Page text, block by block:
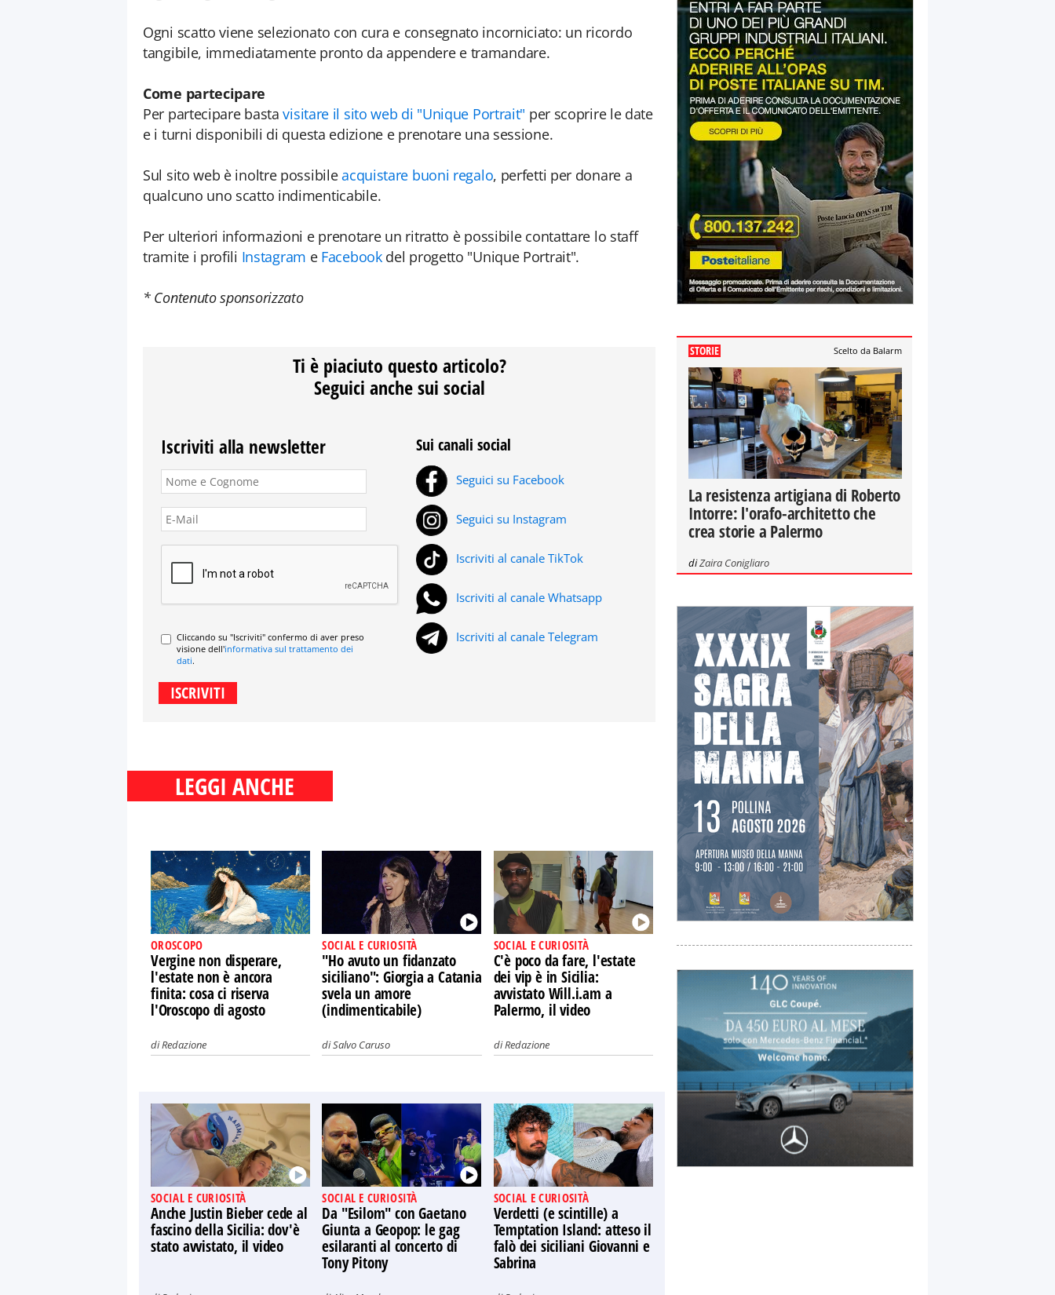
Ogni scatto viene selezionato con cura e consegnato incorniciato: un ricordo
tangibile, immediatamente pronto da appendere e tramandare.
Come partecipare
Per partecipare bastavisitare il sito web di "Unique Portrait" per scoprire le date
e i turni disponibili di questa edizione e prenotare una sessione.
Sul sito web è inoltre possibileacquistare buoni regalo, perfetti per donare a
qualcuno uno scatto indimenticabile.
Per ulteriori informazioni e prenotare un ritratto è possibile contattare lo staff
tramite i profili Instagram e Facebookdel progetto "Unique Portrait".
* Contenuto sponsorizzato
Ti è piaciuto questo articolo?
Seguici anche sui social
Iscriviti alla newsletter
Cliccando su "Iscriviti" confermo di aver preso
visione dell'informativa sul trattamento dei
dati.
Sui canali social
Seguici su Facebook
Seguici su Instagram
Iscriviti al canale TikTok
Iscriviti al canale Whatsapp
Iscriviti al canale Telegram
LEGGI ANCHE
OROSCOPO
Vergine non disperare,
l'estate non è ancora
finita: cosa ci riserva
l'Oroscopo di agosto
diRedazione
SOCIAL E CURIOSITÀ
"Ho avuto un fidanzato
siciliano": Giorgia a Catania
svela un amore
(indimenticabile)
diSalvo Caruso
SOCIAL E CURIOSITÀ
C'è poco da fare, l'estate
dei vip è in Sicilia:
avvistato Will.i.am a
Palermo, il video
diRedazione
SOCIAL E CURIOSITÀ
Anche Justin Bieber cede al
fascino della Sicilia: dov'è
stato avvistato, il video
SOCIAL E CURIOSITÀ
Da "Esilom" con Gaetano
Giunta a Geopop: le gag
esilaranti al concerto di
Tony Pitony
SOCIAL E CURIOSITÀ
Verdetti (e scintille) a
Temptation Island: atteso il
falò dei siciliani Giovanni e
Sabrina
STORIE Scelto da Balarm
La resistenza artigiana di Roberto
Intorre: l'orafo-architetto che
crea storie a Palermo
diZaira Conigliaro